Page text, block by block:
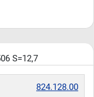
S=12,7
824.128.00